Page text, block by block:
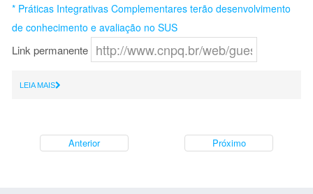
* Práticas Integrativas Complementares terão desenvolvimento
de conhecimento e avaliação no SUS
Link permanente
LEIA MAIS
Anterior Próximo